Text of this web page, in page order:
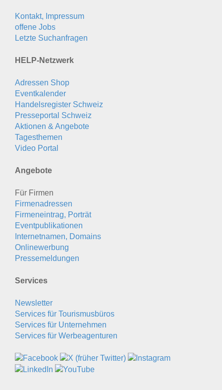
Kontakt, Impressum
offene Jobs
Letzte Suchanfragen
HELP-Netzwerk
Adressen Shop
Eventkalender
Handelsregister Schweiz
Presseportal Schweiz
Aktionen & Angebote
Tagesthemen
Video Portal
Angebote
Für Firmen
Firmenadressen
Firmeneintrag, Porträt
Eventpublikationen
Internetnamen, Domains
Onlinewerbung
Pressemeldungen
Services
Newsletter
Services für Tourismusbüros
Services für Unternehmen
Services für Werbeagenturen